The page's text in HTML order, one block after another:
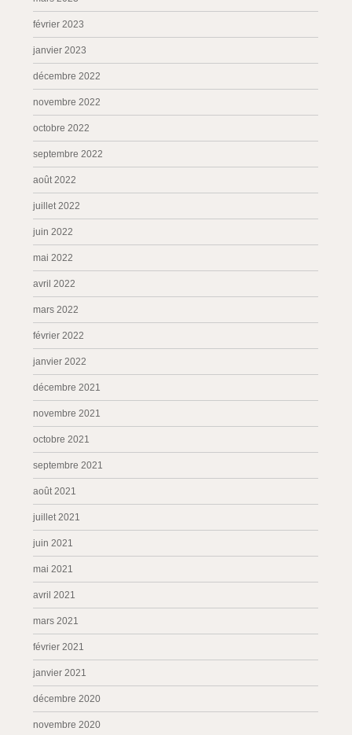
février 2023
janvier 2023
décembre 2022
novembre 2022
octobre 2022
septembre 2022
août 2022
juillet 2022
juin 2022
mai 2022
avril 2022
mars 2022
février 2022
janvier 2022
décembre 2021
novembre 2021
octobre 2021
septembre 2021
août 2021
juillet 2021
juin 2021
mai 2021
avril 2021
mars 2021
février 2021
janvier 2021
décembre 2020
novembre 2020